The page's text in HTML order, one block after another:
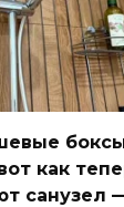
как
санузел